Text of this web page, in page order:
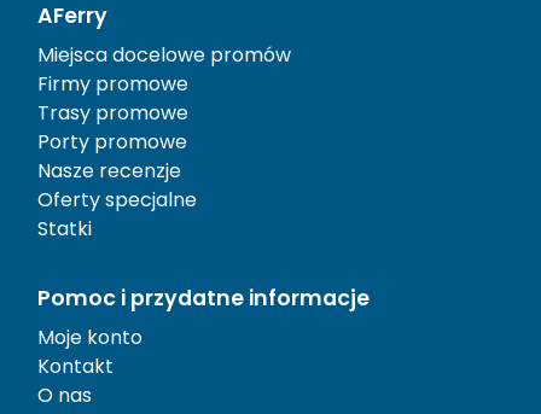
AFerry
Miejsca docelowe promów
Firmy promowe
Trasy promowe
Porty promowe
Nasze recenzje
Oferty specjalne
Statki
Pomoc i przydatne informacje
Moje konto
Kontakt
O nas